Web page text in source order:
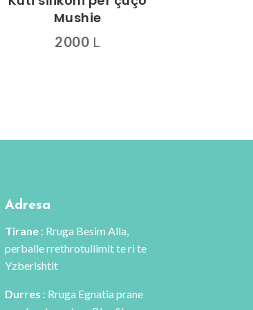
Mushie
2000 L
zgjidhen
faqja
produktit
Adresa
Tirane : Rruga Besim Alla,
perballe rrethrotullimit te ri te
Yzberishtit
Durres : Rruga Egnatia prane